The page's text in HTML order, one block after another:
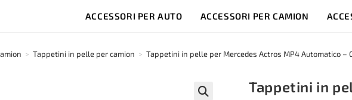
ACCESSORI PER AUTO ACCESSORI PER CAMION
> Tappetini in pelle per camion > Tappetini in pelle per Mercedes Actros MP4 Automatico –
Tappetini in